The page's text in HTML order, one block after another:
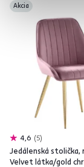
Akcia
4,6 5
Jedálenská stolička,
Velvet látka/gold